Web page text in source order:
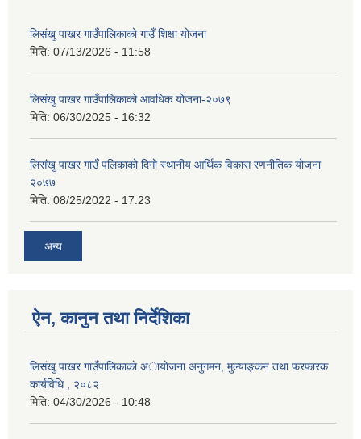
लिसंखु पाखर गाउँपालिकाको गाउँ शिक्षा योजना
मिति: 07/13/2026 - 11:58
लिसंखु पाखर गाउँपालिकाको आवधिक योजना-२०७९
मिति: 06/30/2025 - 16:32
लिसंखु पाखर गाउँ पलिकाको दिगो स्थानीय आर्थिक विकास रणनीतिक योजना
२०७७
मिति: 08/25/2022 - 17:23
अन्य
ऐन, कानुन तथा निर्देशिका
लिसंखु पाखर गाउँपालिकाकाे अायाेजना अनुगमन, मुल्याङ्कन तथा फरफारक
कार्यविधि , २०८२
मिति: 04/30/2026 - 10:48